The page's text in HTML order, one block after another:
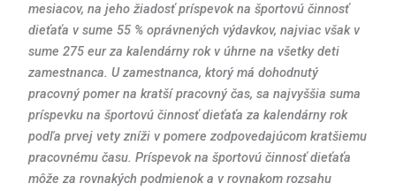
mesiacov, na jeho žiadosť príspevok na športovú činnosť
dieťaťa v sume 55 % oprávnených výdavkov, najviacvšak v
sume 275 eur za kalendárny rok v úhrne na všetky deti
zamestnanca. U zamestnanca, ktorý má dohodnutý
pracovný pomer na kratší pracovný čas, sa najvyššia suma
príspevku na športovú činnosť dieťaťa za kalendárny rok
podľa prvej vety zníži v pomere zodpovedajúcom kratšiemu
pracovnému času. Príspevok na športovú činnosť dieťaťa
môže za rovnakých podmienok a v rovnakom rozsahu